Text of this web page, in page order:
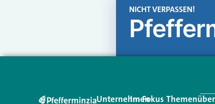
NICHT VERPASSEN!
Unternehmen
Im Fokus